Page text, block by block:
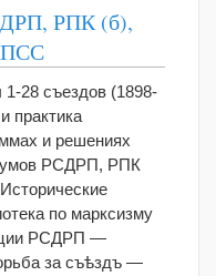
РПК (б),
28 съездов (1898-
практика
и решениях
РСДРП, РПК
по марксизму
РСДРП —
за съѣздъ —